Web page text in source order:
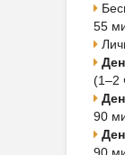
55
(1–2
90